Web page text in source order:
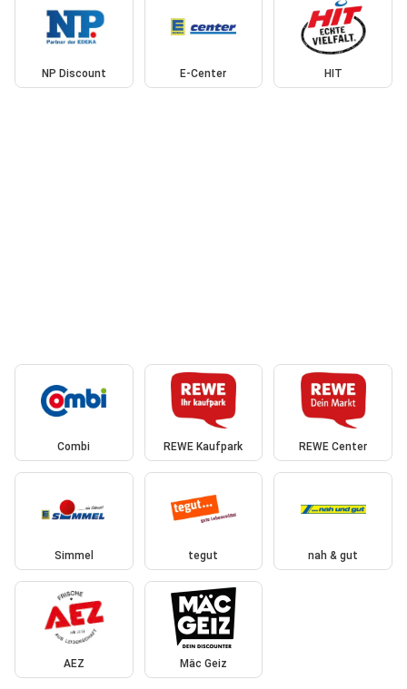
NP Discount E-Center HIT
Combi REWE Kaufpark REWE Center
Simmel tegut nah & gut
AEZ Mäc Geiz